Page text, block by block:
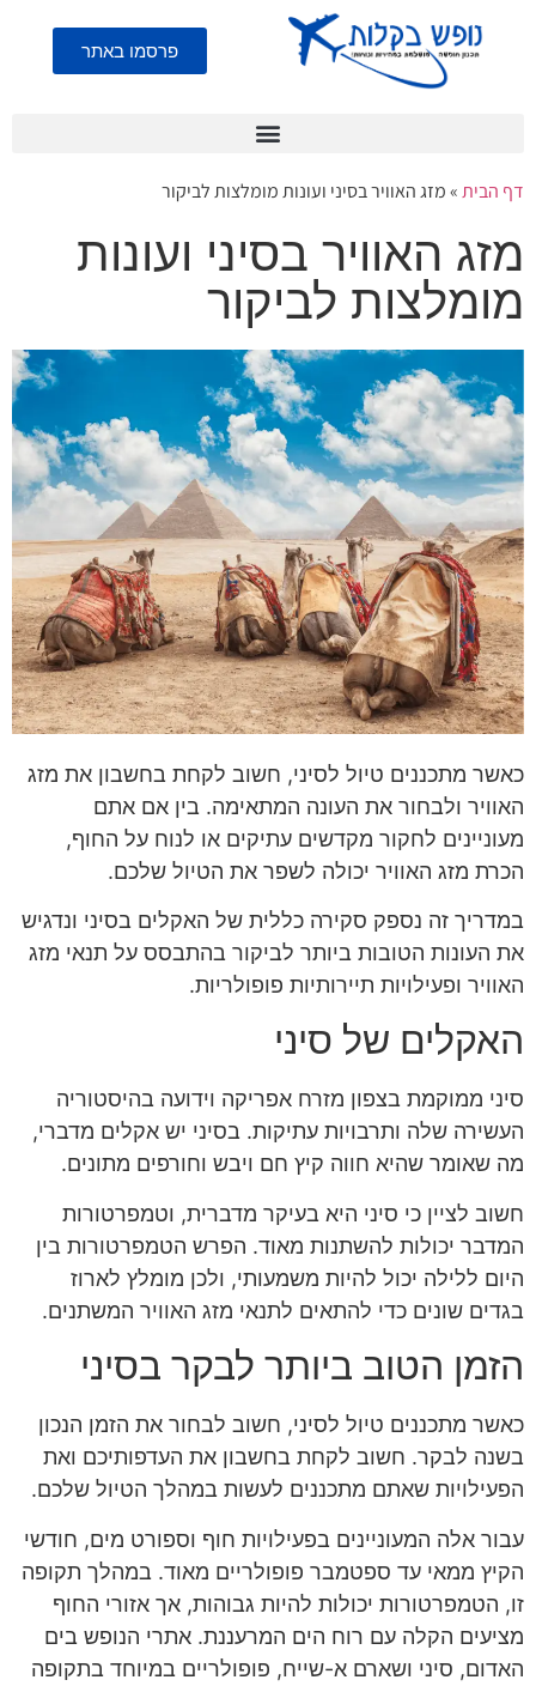
פרסמו באתר
דף הבית»מזג האוויר בסיני ועונות מומלצות לביקור
מזג האוויר בסיני ועונות
מומלצות לביקור
כאשר מתכננים טיול לסיני, חשוב לקחת בחשבון את מזג
האוויר ולבחור את העונה המתאימה. בין אם אתם
מעוניינים לחקור מקדשים עתיקים או לנוח על החוף,
הכרת מזג האוויר יכולה לשפר את הטיול שלכם.
במדריך זה נספק סקירה כללית של האקלים בסיני ונדגיש
את העונות הטובות ביותר לביקור בהתבסס על תנאי מזג
האוויר ופעילויות תיירותיות פופולריות.
האקלים של סיני
סיני ממוקמת בצפון מזרח אפריקה וידועה בהיסטוריה
העשירה שלה ותרבויות עתיקות. בסיני יש אקלים מדברי,
מה שאומר שהיא חווה קיץ חם ויבש וחורפים מתונים.
חשוב לציין כי סיני היא בעיקר מדברית, וטמפרטורות
המדבר יכולות להשתנות מאוד. הפרש הטמפרטורות בין
היום ללילה יכול להיות משמעותי, ולכן מומלץ לארוז
בגדים שונים כדי להתאים לתנאי מזג האוויר המשתנים.
הזמן הטוב ביותר לבקר בסיני
כאשר מתכננים טיול לסיני, חשוב לבחור את הזמן הנכון
בשנה לבקר. חשוב לקחת בחשבון את העדפותיכם ואת
הפעילויות שאתם מתכננים לעשות במהלך הטיול שלכם.
עבור אלה המעוניינים בפעילויות חוף וספורט מים, חודשי
הקיץ ממאי עד ספטמבר פופולריים מאוד. במהלך תקופה
זו, הטמפרטורות יכולות להיות גבוהות, אך אזורי החוף
מציעים הקלה עם רוח הים המרעננת. אתרי הנופש בים
האדום, סיני ושארם א-שייח, פופולריים במיוחד בתקופה